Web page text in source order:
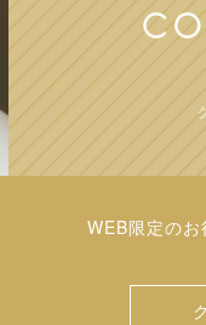
WEB限定の